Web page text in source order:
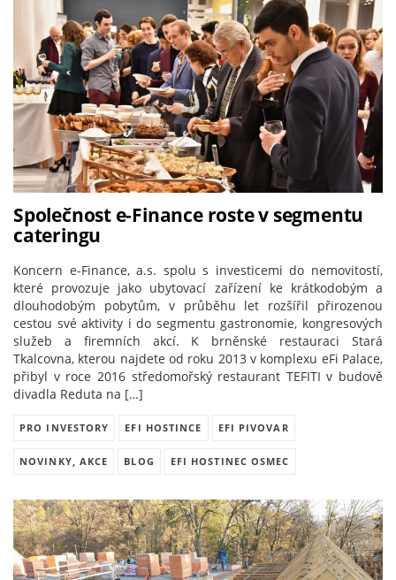
Společnost e-Finance roste v segmentu
cateringu
Koncern e-Finance, a.s. spolu s investicemi do nemovitostí,
které provozuje jako ubytovací zařízení ke krátkodobým a
dlouhodobým pobytům, v průběhu let rozšířil přirozenou
cestou své aktivity i do segmentu gastronomie, kongresových
služeb a firemních akcí. K brněnské restauraci Stará
Tkalcovna, kterou najdete od roku 2013 v komplexu eFi Palace,
přibyl v roce 2016 středomořský restaurant TEFITI v budově
divadla Reduta na […]
PRO INVESTORY EFI HOSTINCE EFI PIVOVAR
NOVINKY, AKCE BLOG EFI HOSTINEC OSMEC